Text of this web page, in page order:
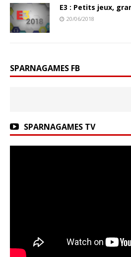
E3 : Petits jeux,
20/06/2018
SPARNAGAMES FB
SPARNAGAMES TV